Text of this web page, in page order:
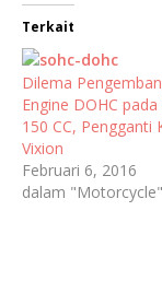
Terkait
Dilema
Engine DOHC
150 CC, Pengganti
Vixion
Februari 6, 2016
dalam "Motorcycle"